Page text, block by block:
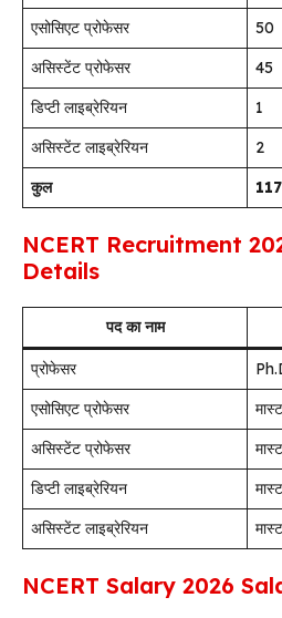
एसोसिएट प्रोफेसर
50
असिस्टेंट प्रोफेसर
45
डिप्टी लाइब्रेरियन
1
असिस्टेंट लाइब्रेरियन
2
कुल
117
NCERT Recruitment
Details
पद का नाम
प्रोफेसर
एसोसिएट प्रोफेसर
असिस्टेंट प्रोफेसर
डिप्टी लाइब्रेरियन
असिस्टेंट लाइब्रेरियन
NCERT Salary 2026